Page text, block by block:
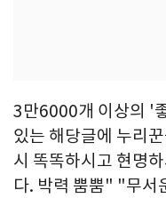
3만6000개 이상의 '
있는 해당글에 누리
시 똑똑하시고 현명
다. 박력 뿜뿜" "무서